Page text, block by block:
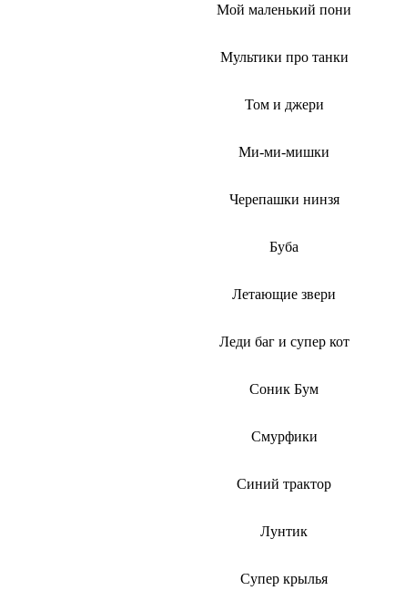
Мой маленький пони
Мультики про танки
Том и джери
Ми-ми-мишки
Черепашки нинзя
Буба
Летающие звери
Леди баг и супер кот
Соник Бум
Смурфики
Синий трактор
Лунтик
Супер крылья